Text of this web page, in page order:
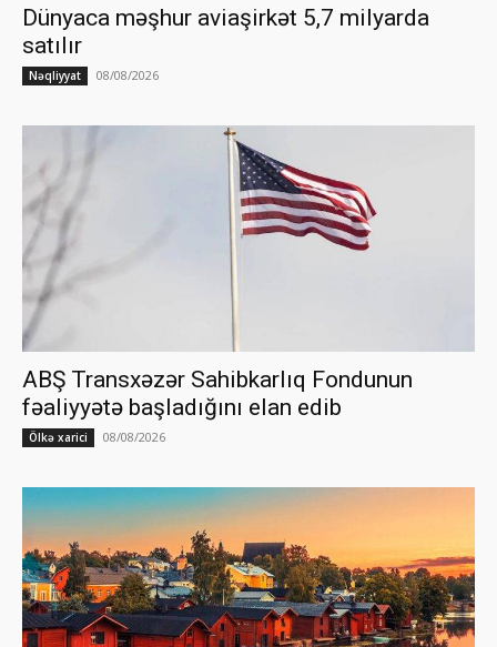
Dünyaca məşhur aviaşirkət 5,7 milyarda
satılır
Nəqliyyat 08/08/2026
ABŞ Transxəzər Sahibkarlıq Fondunun
fəaliyyətə başladığını elan edib
Ölkə xarici 08/08/2026